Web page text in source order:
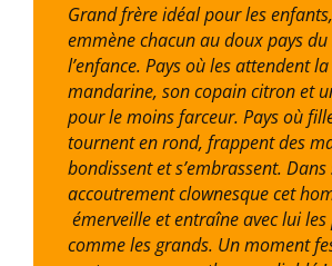
Grand frère idéal pour les
emmène chacun au doux pays du
l’enfance. Pays où les attendent
mandarine, son copain citron et
pour le moins farceur. Pays où
tournent en rond, frappent des
bondissent et s’embrassent. Dans
accoutrement clownesque cet
émerveille et entraîne avec lui
comme les grands. Un moment